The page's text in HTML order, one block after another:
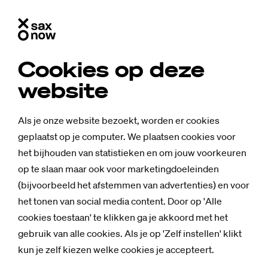
Cookies op deze
website
Als je onze website bezoekt, worden er cookies
geplaatst op je computer. We plaatsen cookies voor
het bijhouden van statistieken en om jouw voorkeuren
op te slaan maar ook voor marketingdoeleinden
(bijvoorbeeld het afstemmen van advertenties) en voor
het tonen van social media content. Door op 'Alle
cookies toestaan' te klikken ga je akkoord met het
gebruik van alle cookies. Als je op 'Zelf instellen' klikt
kun je zelf kiezen welke cookies je accepteert.
Nieuws